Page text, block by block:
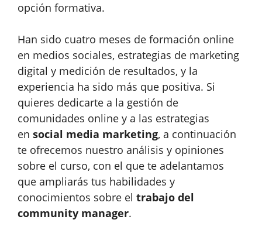
opción formativa.
Han sido cuatro meses de formación online
en medios sociales, estrategias de marketing
digital y medición de resultados, y la
experiencia ha sido más que positiva. Si
quieres dedicarte a la gestión de
comunidades online y a las estrategias
en social media marketing, a continuación
te ofrecemos nuestro análisis y opiniones
sobre el curso, con el que te adelantamos
que ampliarás tus habilidades y
conocimientos sobre el trabajo del
community manager.